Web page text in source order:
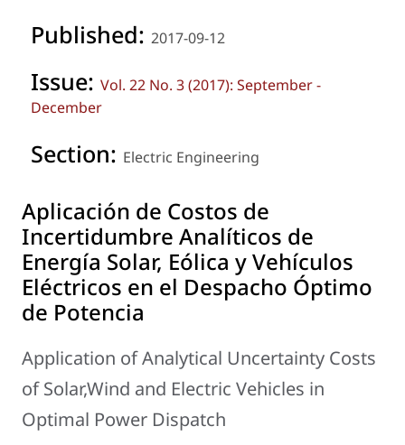
Published: 2017-09-12
Issue: Vol. 22 No. 3 (2017): September -
December
Section: Electric Engineering
Aplicación de Costos de
Incertidumbre Analíticos de
Energía Solar, Eólica y Vehículos
Eléctricos en el Despacho Óptimo
de Potencia
Application of Analytical Uncertainty Costs
of Solar,Wind and Electric Vehicles in
Optimal Power Dispatch